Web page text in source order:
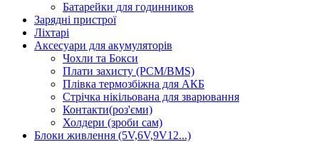
Батарейки для годинников
Зарядні пристрої
Ліхтарі
Аксесуари для акумуляторів
Чохли та Бокси
Плати захисту (PCM/BMS)
Плівка термозбіжна для АКБ
Стрічка нікільована для зварювання
Контакти(роз'єми)
Холдери (зроби сам)
Блоки живлення (5V,6V,9V12...)